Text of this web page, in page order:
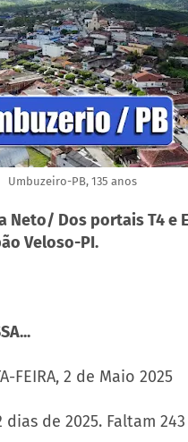
Umbuzeiro-PB, 135 anos
Neto/ Dos portais T4 e
Veloso-PI.
FEIRA, 2 de Maio 2025
dias de 2025. Faltam